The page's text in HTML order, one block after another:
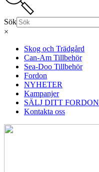
Sök
×
Skog och Trädgård
Can-Am Tillbehör
Sea-Doo Tillbehör
Fordon
NYHETER
Kampanjer
SÄLJ DITT FORDON
Kontakta oss